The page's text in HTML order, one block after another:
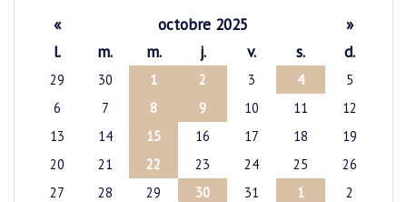
« octobre 2025
»
l.
m. m. j. v. s. d.
29 30 1 2 3 4
5
6
7 8 9 10 11
12
13
14 15 16 17 18
19
20
21 22 23 24 25
26
27
28 29 30 31 1
2